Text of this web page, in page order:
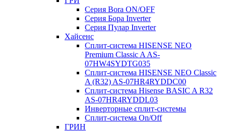
Серия Bora ON/OFF
Серия Бора Inverter
Серия Пулар Inverter
Хайсенс
Сплит-система HISENSE NEO
Premium Classic A AS-
07HW4SYDTG035
Сплит-система HISENSE NEO Classic
A (R32) AS-07HR4RYDDC00
Сплит-система Hisense BASIC A R32
AS-07HR4RYDDL03
Инверторные сплит-системы
Сплит-система On/Off
ГРИН